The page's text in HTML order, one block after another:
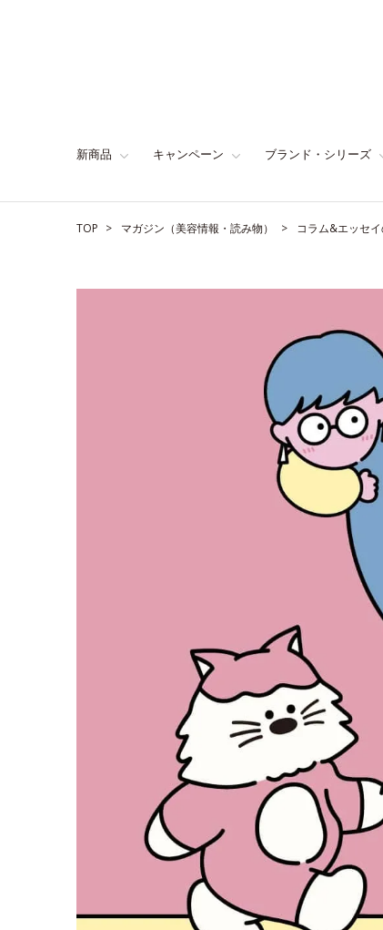
新商品 キャンペーン ブランド・シリーズ
TOP マガジン（美容情報・読み物） コラム&エッセ